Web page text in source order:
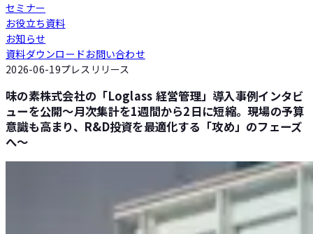
Loglass 人員計画
Loglass 設備投資計画
セミナー
お役立ち資料
お知らせ
資料ダウンロードお問い合わせ
2026-06-19プレスリリース
味の素株式会社の「Loglass 経営管理」導入事例インタビ
ューを公開～月次集計を1週間から2日に短縮。現場の予算
意識も高まり、R&D投資を最適化する「攻め」のフェーズ
へ～